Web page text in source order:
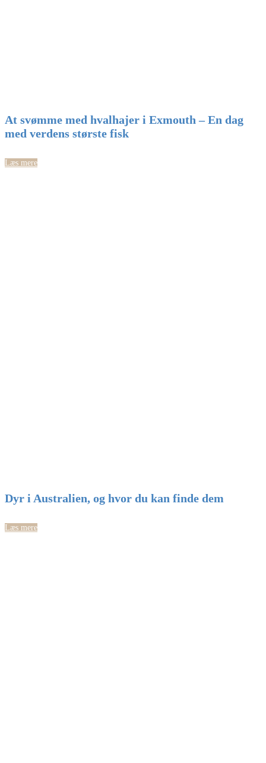
At svømme med hvalhajer i Exmouth – En dag
med verdens største fisk
Læs mere
Dyr i Australien, og hvor du kan finde dem
Læs mere